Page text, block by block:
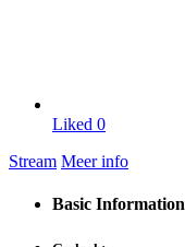
Liked 0
Stream Meer info
Basic Information